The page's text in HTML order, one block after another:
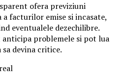
ofera previziuni
facturilor emise si incasate,
eventualele dezechilibre.
problemele si pot lua
devina critice.